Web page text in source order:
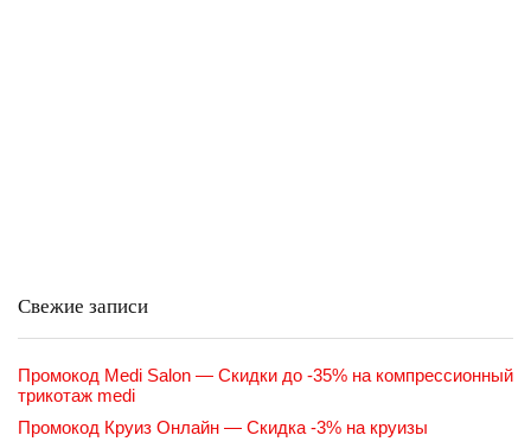
Свежие записи
Промокод Medi Salon — Скидки до -35% на компрессионный
трикотаж medi
Промокод Круиз Онлайн — Скидка -3% на круизы